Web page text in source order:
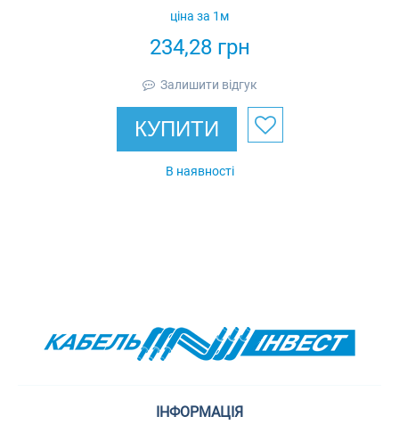
150х50
Standart Ardic
234,28грн
ціна за 1м
Залишити відгук
КУПИТИ
В наявності
ІНФОРМАЦІЯ